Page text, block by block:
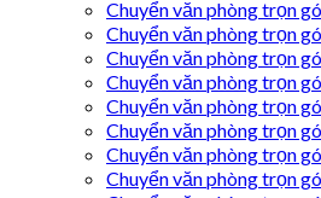
Chuyển văn phòng trọn
Chuyển văn phòng trọn
Chuyển văn phòng trọn
Chuyển văn phòng trọn
Chuyển văn phòng trọn
Chuyển văn phòng trọn
Chuyển văn phòng trọn
Chuyển văn phòng trọn